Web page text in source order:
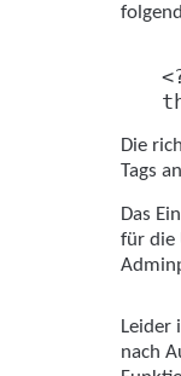
Die
Tags
Das
für die
Leider
nach